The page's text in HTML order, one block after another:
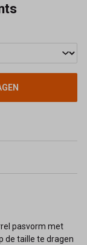
pasvorm met
de taille te dragen